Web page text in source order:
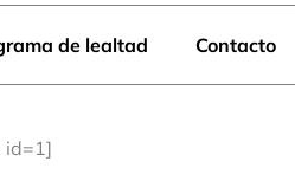
de lealtad Contacto
id=1]